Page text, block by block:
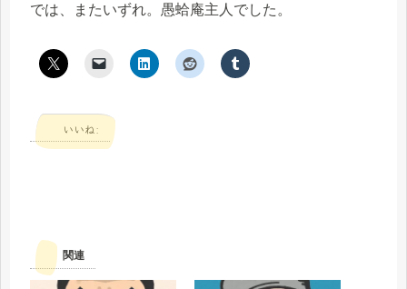
では、またいずれ。愚蛤庵主人でした。
いいね:
関連